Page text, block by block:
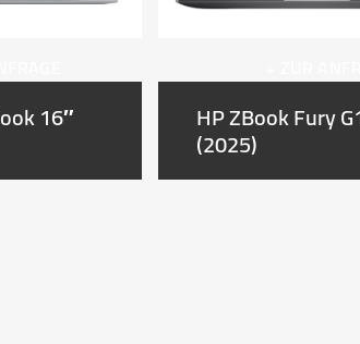
16″ HP ZBook Fury
(2025)